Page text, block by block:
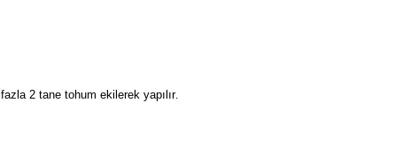
2 tane tohum ekilerek yapılır.